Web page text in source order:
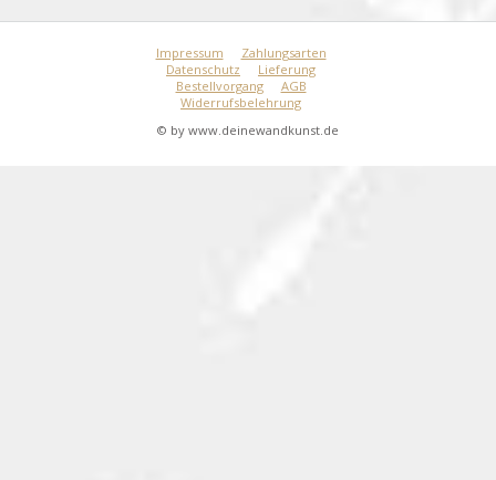
Impressum
Zahlungsarten
Datenschutz
Lieferung
Bestellvorgang
AGB
Widerrufsbelehrung
© by www.deinewandkunst.de